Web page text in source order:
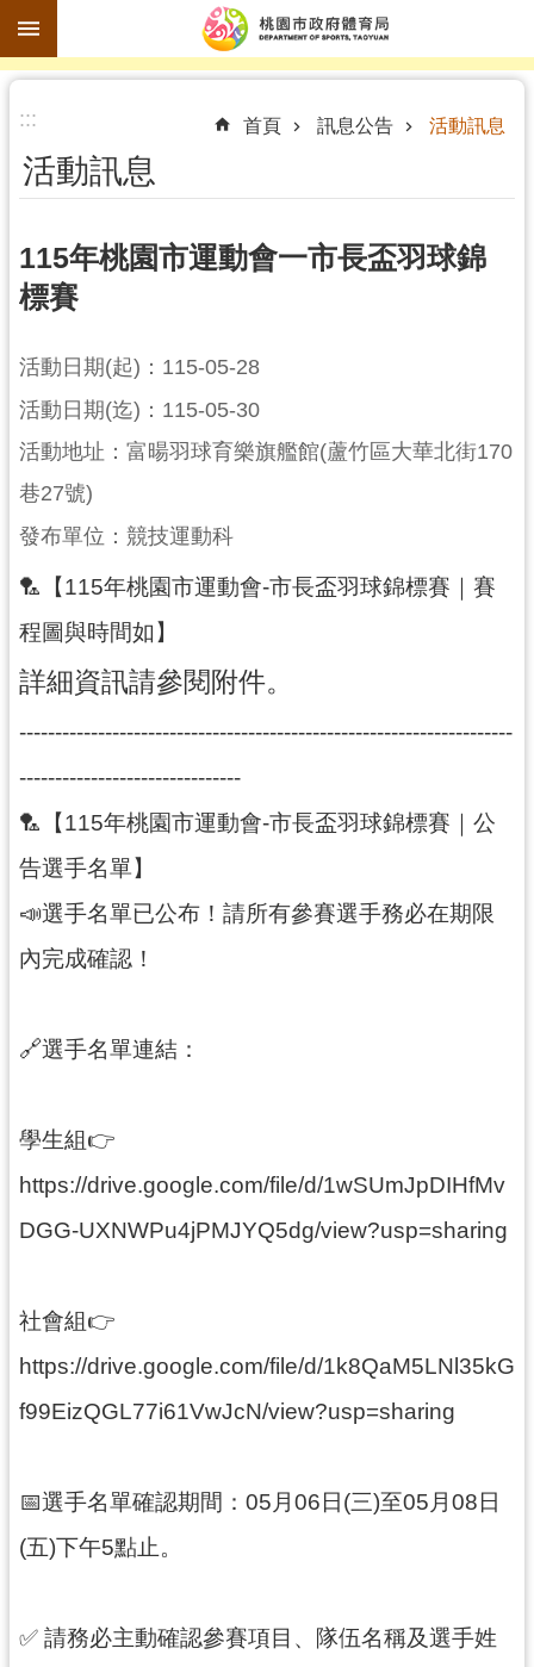
跳到主要內容區塊
進
搜
尋
訊
公
告
認
體
育
關
通
訊
介
紹
體
活
業
訊
便
服
政
府
資
公
首
網
站
::: 首頁 訊息公告 活動訊息
活動訊息
115年桃園市運動會一市長盃羽球錦
標賽
活動日期(起)：115-05-28
活動日期(迄)：115-05-30
活動地址：富暘羽球育樂旗艦館(蘆竹區大華北街170
巷27號)
發布單位：競技運動科
🏸【115年桃園市運動會-市長盃羽球錦標賽｜賽
程圖與時間如】
詳細資訊請參閱附件。
---------------------------------------------------------------------
-------------------------------
🏸【115年桃園市運動會-市長盃羽球錦標賽｜公
告選手名單】
📣選手名單已公布！請所有參賽選手務必在期限
內完成確認！
🔗選手名單連結：
學生組👉
https://drive.google.com/file/d/1wSUmJpDIHfMv
DGG-UXNWPu4jPMJYQ5dg/view?usp=sharing
社會組👉
https://drive.google.com/file/d/1k8QaM5LNl35kG
f99EizQGL77i61VwJcN/view?usp=sharing
📅選手名單確認期間：05月06日(三)至05月08日
(五)下午5點止。
✅ 請務必主動確認參賽項目、隊伍名稱及選手姓